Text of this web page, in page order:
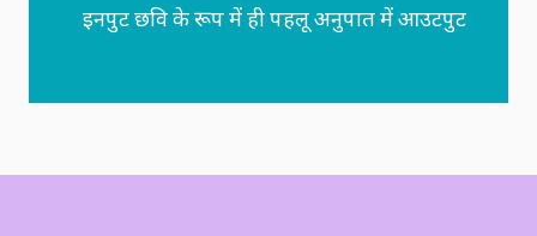
इनपुट छवि के रूप में ही पहलू अनुपात में आउटपुट